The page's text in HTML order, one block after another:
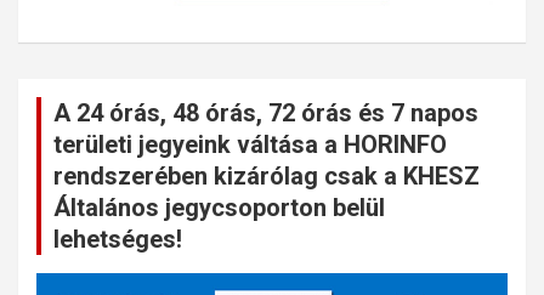
A 24 órás, 48 órás, 72 órás és 7 napos
területi jegyeink váltása a HORINFO
rendszerében kizárólag csak a KHESZ
Általános jegycsoporton belül
lehetséges!